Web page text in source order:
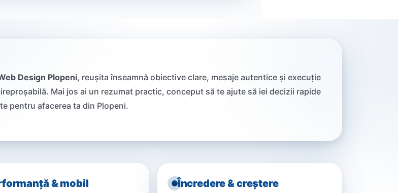
Design Plopeni, reușita înseamnă obiective clare, mesaje autentice și execuție
Mai jos ai un rezumat practic, conceput să te ajute să iei decizii rapide
pentru afacerea ta din Plopeni.
& mobil Încredere & creștere